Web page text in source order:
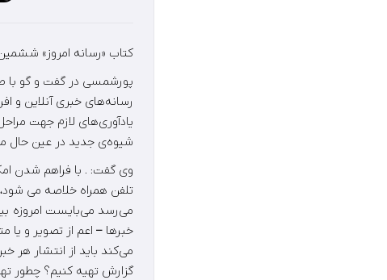
کتاب «رسانه امروز»
پورشمسی در گفت و گو با
رسانه‌های خبری آنلاین و
یادآوری‌های لازم جهت
شیوه‌ی جدید در عین حال
وی گفت: . با فراهم شدن
می‌رسد می‌بایست امروزه
خبرها – اعم از تصویر و
می‌کند باید از انتشار هر
گزارش تهیه کنیم؟ چطور